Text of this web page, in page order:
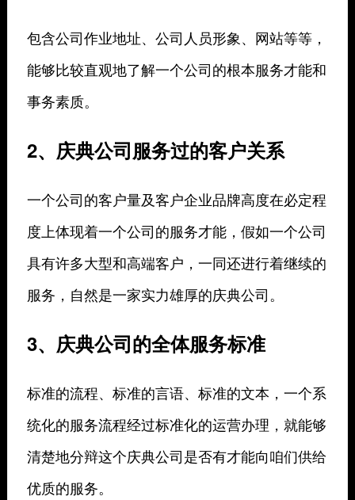
包含公司作业地址、公司人员形象、网站等等，
能够比较直观地了解一个公司的根本服务才能和
事务素质。
2、庆典公司服务过的客户关系
一个公司的客户量及客户企业品牌高度在必定程
度上体现着一个公司的服务才能，假如一个公司
具有许多大型和高端客户，一同还进行着继续的
服务，自然是一家实力雄厚的庆典公司。
3、庆典公司的全体服务标准
标准的流程、标准的言语、标准的文本，一个系
统化的服务流程经过标准化的运营办理，就能够
清楚地分辩这个庆典公司是否有才能向咱们供给
优质的服务。